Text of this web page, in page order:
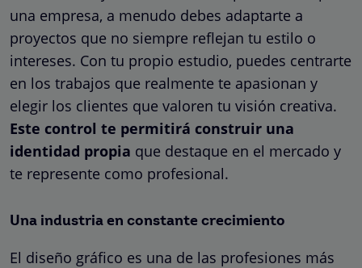
una empresa, a menudo debes adaptarte a
proyectos que no siempre reflejan tu estilo o
intereses. Con tu propio estudio, puedes centrarte
en los trabajos que realmente te apasionan y
elegir los clientes que valoren tu visión creativa.
Este control te permitirá construir una
identidad propia que destaque en el mercado y
te represente como profesional.
Una industria en constante crecimiento
El diseño gráfico es una de las profesiones más